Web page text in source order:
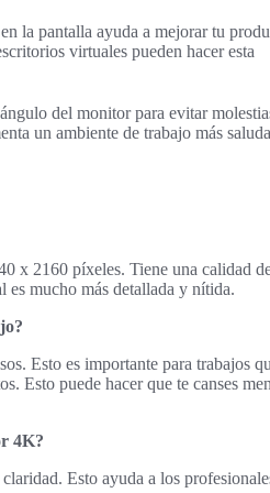
la pantalla ayuda a mejorar tu
virtuales pueden hacer esta
del monitor para evitar
un ambiente de trabajo más
x 2160 píxeles. Tiene una calidad
mucho más detallada y nítida.
Esto es importante para trabajos
Esto puede hacer que te canses
4K?
Esto ayuda a los